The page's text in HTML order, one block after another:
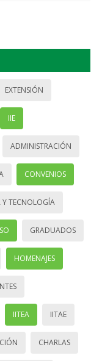
EXTENSIÓN
IIE
ADMINISTRACIÓN
CONVENIOS
Y TECNOLOGÍA
GRADUADOS
HOMENAJES
IITEA IITAE
CHARLAS